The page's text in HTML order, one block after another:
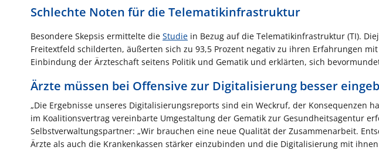
Schlechte Noten für die Telematikinfrastruktur
Besondere Skepsis ermittelte die Studie in Bezug auf die Telematikinfrastruktur (TI).
Freitextfeld schilderten, äußerten sich zu 93,5 Prozent negativ zu ihren Erfahrungen
Einbindung der Ärzteschaft seitens Politik und Gematik und erklärten, sich
Ärzte müssen bei Offensive zur Digitalisierung besser
„Die Ergebnisse unseres Digitalisierungsreports sind ein Weckruf, der Konsequenzen
im Koalitionsvertrag vereinbarte Umgestaltung der Gematik zur Gesundheitsagentur
Selbstverwaltungspartner: „Wir brauchen eine neue Qualität der Zusammenarbeit.
Ärzte als auch die Krankenkassen stärker einzubinden und die Digitalisierung mit